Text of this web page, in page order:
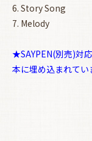
6. Story Song
7. Melody
★SAYPEN(別売)対
本に埋め込まれてい